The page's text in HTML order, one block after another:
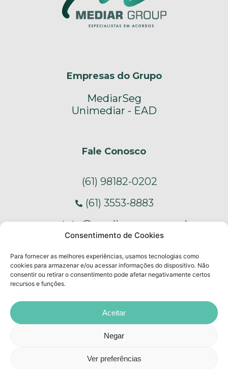
Consentimento de Cookies
Para fornecer as melhores experiências, usamos tecnologias como
cookies para armazenar e/ou acessar informações do dispositivo. Não
consentir ou retirar o consentimento pode afetar negativamente certos
recursos e funções.
Aceitar
Negar
Ver preferências
Empresas do Grupo
MediarSeg
Unimediar - EAD
Fale Conosco
(61) 98182-0202
(61) 3553-8883
contato@mediargroup.com.br
lt 25, Sala 306 - SIG, Brasília - DF, 70610-
440
2022 © Todos os Direitos Reservados - Mediar Group
Criação: MG